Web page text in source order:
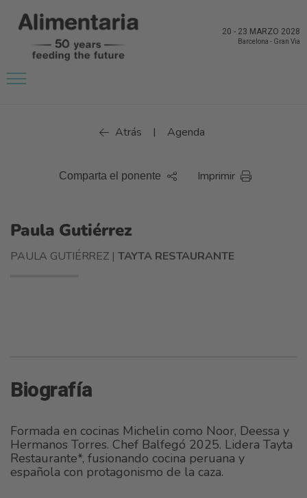
20 - 23 MARZO 2028
Barcelona - Gran Via
Atrás | Agenda
Comparta el ponente Imprimir
Paula Gutiérrez
PAULA GUTIÉRREZ | TAYTA RESTAURANTE
Biografía
Formada en cocinas Michelin como Noor, Deessa y
Hermanos Torres. Chef Balfegó 2025. Lidera Tayta
Restaurante*, fusionando cocina peruana y
española con protagonismo de la caza.